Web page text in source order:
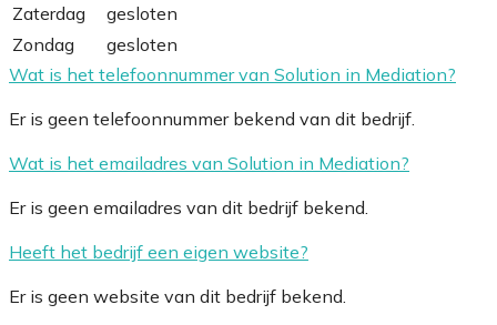
Zaterdag
gesloten
Zondag
gesloten
Wat is het telefoonnummer van Solution in Mediation?
Er is geen telefoonnummer bekend van dit bedrijf.
Wat is het emailadres van Solution in Mediation?
Er is geen emailadres van dit bedrijf bekend.
Heeft het bedrijf een eigen website?
Er is geen website van dit bedrijf bekend.